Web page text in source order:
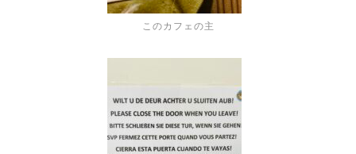
このカフェの主